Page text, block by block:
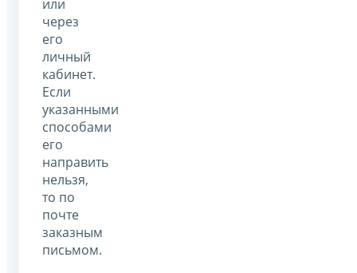
или
через
его
личный
кабинет.
Если
указанными
способами
его
направить
нельзя,
то по
почте
заказным
письмом.